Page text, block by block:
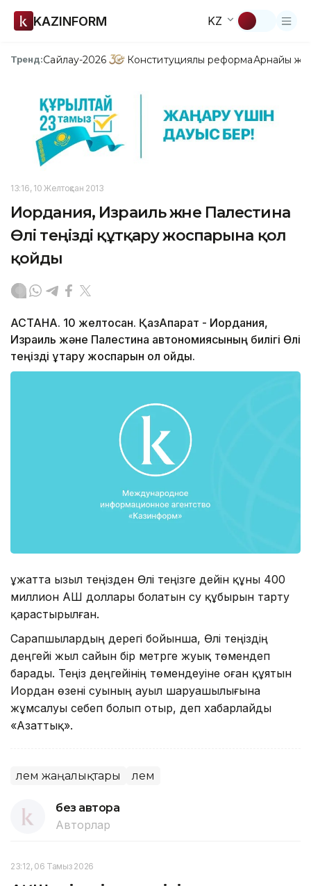
KAZINFORM KZ
Тренд:Сайлау-2026 Конституциялық реформаАрнайы
13:16, 10 Желтоқсан 2013
Иордания, Израиль және Палестина
Өлі теңізді құтқару жоспарына қол
қойды
АСТАНА. 10 желтоқсан. ҚазАқпарат - Иордания,
Израиль және Палестина автономиясының билігі Өлі
теңізді құтқару жоспарын қол қойды.
Құжатта Қызыл теңізден Өлі теңізге дейін құны 400
миллион АҚШ доллары болатын су құбырын тарту
қарастырылған.
Сарапшылардың дерегі бойынша, Өлі теңіздің
деңгейі жыл сайын бір метрге жуық төмендеп
барады. Теңіз деңгейінің төмендеуіне оған құятын
Иордан өзені суының ауыл шаруашылығына
жұмсалуы себеп болып отыр, деп хабарлайды
«Азаттық».
Әлем жаңалықтары Әлем
без автора
Авторлар
23:12, 06 Тамыз 2026